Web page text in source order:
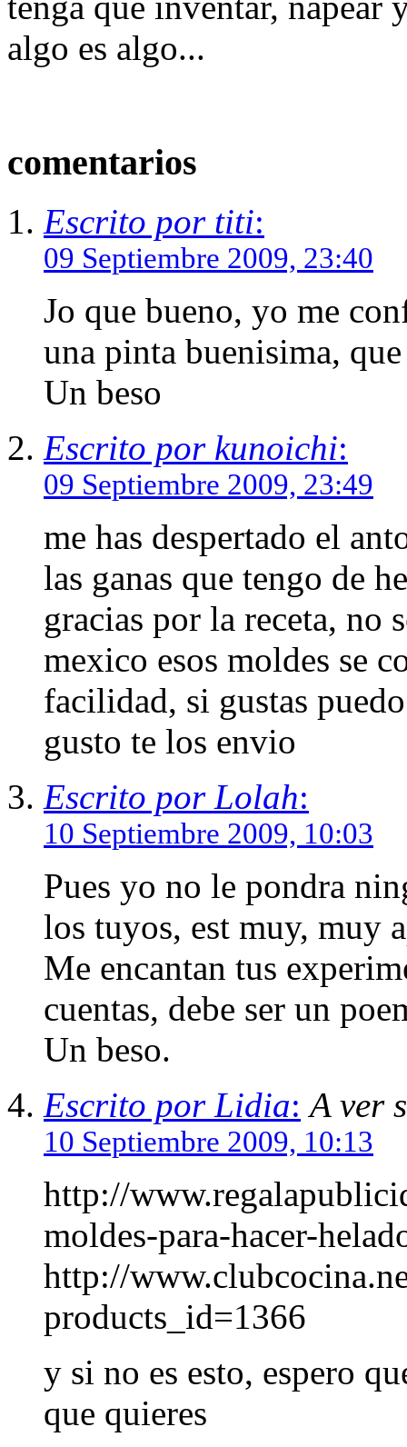
algo es algo...
comentarios
Escrito por titi:
09 Septiembre 2009, 23:40
Jo que bueno, yo me
una pinta buenisima,
Un beso
Escrito por kunoichi:
09 Septiembre 2009, 23:49
me has despertado el
las ganas que tengo de
gracias por la receta, no
mexico esos moldes se
facilidad, si gustas
gusto te los envio
Escrito por Lolah:
10 Septiembre 2009, 10:03
Pues yo no le pondra
los tuyos, est muy, muy
Me encantan tus
cuentas, debe ser un
Un beso.
Escrito por Lidia: A ver
10 Septiembre 2009, 10:13
http://
moldes-para-hacer-
http://
products_id=1366
y si no es esto, espero
que quieres